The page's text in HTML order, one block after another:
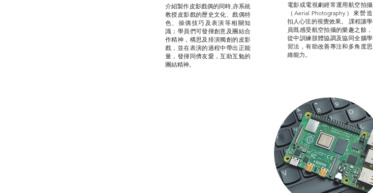
介紹製作皮影戲偶的同時,亦系統
教授皮影戲的歷史文化、戲偶特
色、操偶技巧及表演等相關知
識；學員們可發揮創意及團結合
作精神，構思及排演獨創的皮影
戲，並在表演的過程中帶出正能
量，發揮同儕友愛，互助互勉的
團結精神。
電影或電視劇經常運用航空拍攝
（Aerial Photography）來營造
扣人心弦的視覺效果。 課程讓學
員既感受航空拍攝的樂趣之餘，
從中訓練肢體協調及協同全腦學
習法，有助改善專注和多角度思
維能力。